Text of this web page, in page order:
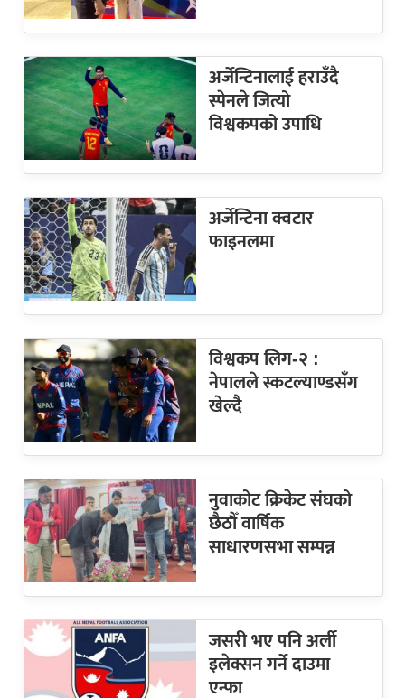
अर्जेन्टिनालाई हराउँदै
स्पेनले जित्यो
विश्वकपको उपाधि
अर्जेन्टिना क्वटार
फाइनलमा
विश्वकप लिग-२ :
नेपालले स्कटल्याण्डसँग
खेल्दै
नुवाकोट क्रिकेट संघको
छैठौँ वार्षिक
साधारणसभा सम्पन्न
जसरी भए पनि अर्ली
इलेक्सन गर्ने दाउमा
एन्फा